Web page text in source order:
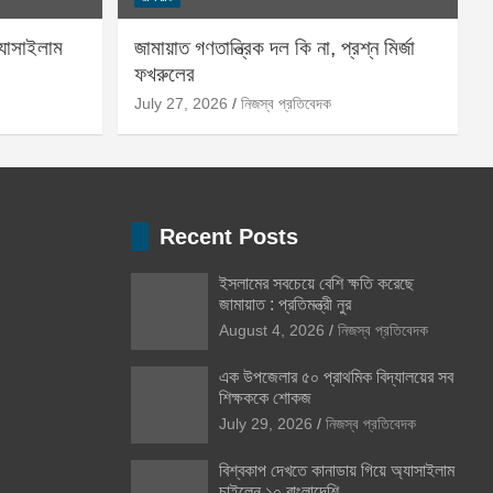
জামায়াত গণতান্ত্রিক দল কি না, প্রশ্ন মির্জা
ফখরুলের
July 27, 2026 নিজস্ব প্রতিবেদক
Recent Posts
ইসলামের সবচেয়ে বেশি ক্ষতি করেছে
জামায়াত : প্রতিমন্ত্রী নুর
August 4, 2026 নিজস্ব প্রতিবেদক
এক উপজেলার ৫০ প্রাথমিক বিদ্যালয়ের সব
শিক্ষককে শোকজ
July 29, 2026 নিজস্ব প্রতিবেদক
বিশ্বকাপ দেখতে কানাডায় গিয়ে অ্যাসাইলাম